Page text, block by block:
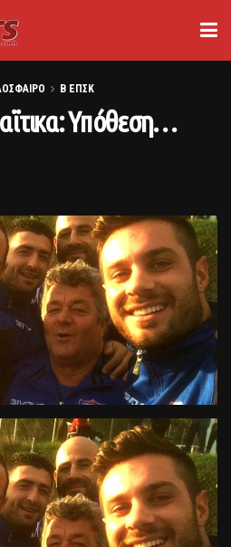
Β ΕΠΣΚ
Υπόθεση…